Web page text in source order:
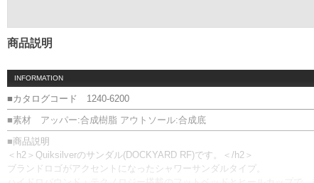
商品説明
INFORMATION
■カタログコード 1240-6200
■素材 アッパー:合成樹脂 アウトソール:合成底
■商品説明
＜h2＞Quiksilverのサンダル(DOCKYARD RF)です。＜/h2＞
ブランドロゴがアクセントになったシャワーサンダルタイプ。